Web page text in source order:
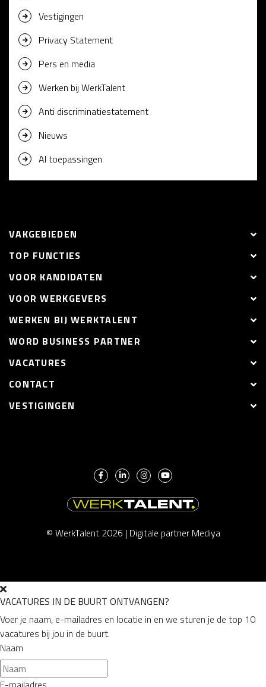
Vestigingen
Privacy Statement
Pers en media
Werken bij WerkTalent
Anti discriminatiestatement
Nieuws
AI toepassingen
VAKGEBIEDEN
TOP FUNCTIES
VOOR KANDIDATEN
VOOR WERKGEVERS
WERKEN BIJ WERKTALENT
WORD BUSINESS PARTNER
VACATURES
CONTACT
VESTIGINGEN
© WerkTalent 2026 | Digitale partner Mediya
VACATURES IN DE BUURT ONTVANGEN?
Voer je naam, e-mailadres en locatie in en we sturen je de top 10
vacatures bij jou in de buurt.
Naam